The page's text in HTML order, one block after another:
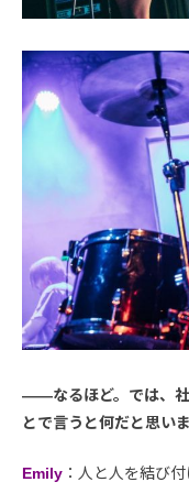
――なるほど。では、社
とで言うと何だと思い
Emily ：人と人を結び